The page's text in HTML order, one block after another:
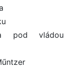
pod vládou